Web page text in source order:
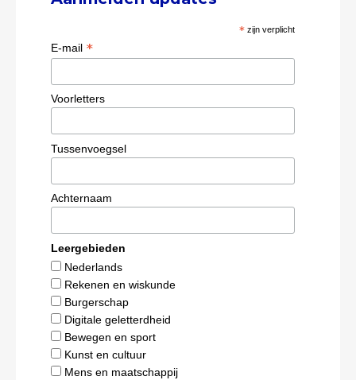
* zijn verplicht
E-mail *
Voorletters
Tussenvoegsel
Achternaam
Leergebieden
Nederlands
Rekenen en wiskunde
Burgerschap
Digitale geletterdheid
Bewegen en sport
Kunst en cultuur
Mens en maatschappij